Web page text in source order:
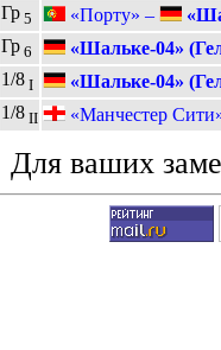
Гр 5 «Порту» –
Гр 6
«Шальке-04»
1/8 I
«Шальке-04»
1/8 II «Манчестер
Для ваших